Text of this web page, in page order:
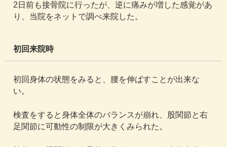
2日前も接骨院に行ったが、逆に痛みが増した感覚があ
り、当院をネットで調べ来院した。
初回来院時
初回身体の状態をみると、腰を伸ばすことが出来な
い。
検査をすると身体全体のバランスが崩れ、股関節と右
足関節に可動性の制限が大きくみられた。